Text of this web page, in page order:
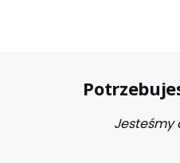
Jesteśmy